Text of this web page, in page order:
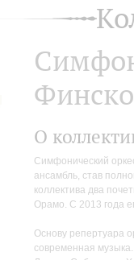
О
Симфонический
ансамбль, став
коллектива два
Орамо. С 2013 года
Основу репертуара
современная